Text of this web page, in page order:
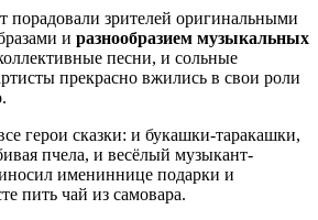
порадовали зрителей оригинальными
и разнообразием музыкальных
песни, и сольные
прекрасно вжились в свои роли
герои сказки: и букашки-таракашки,
пчела, и весёлый музыкант-
имениннице подарки и
пить чай из самовара.